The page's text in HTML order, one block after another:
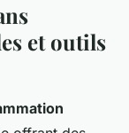
et outils